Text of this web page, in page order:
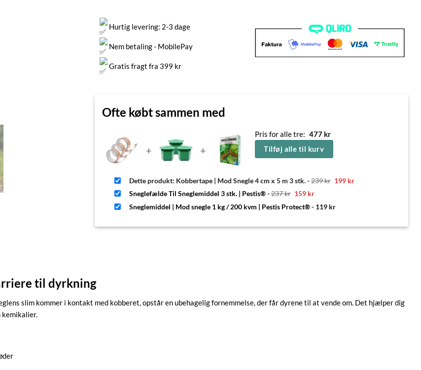
Hurtig levering: 2-3 dage
Nem betaling - MobilePay
Gratis fragt fra 399 kr
Ofte købt sammen med
+ +
Pris for alle tre: 477 kr
Tilføj alle til kurv
Dette produkt: Kobbertape | Mod Snegle 4 cm x 5 m 3 stk.-239kr Den
oprindelige
199 krDen
Sneglefælde Til Sneglemiddel 3 stk. | Pestis®-237kr Den
oprindelige
pris
var:
159 krDen
pris
er:
Sneglemiddel | Mod snegle 1 kg / 200 kvm | Pestis Protect®- 119 kr
til dyrkning
slim kommer i kontakt med kobberet, opstår en ubehagelig fornemmelse, der får dyrene til at vende om. Det hjælper dig
kemikalier.